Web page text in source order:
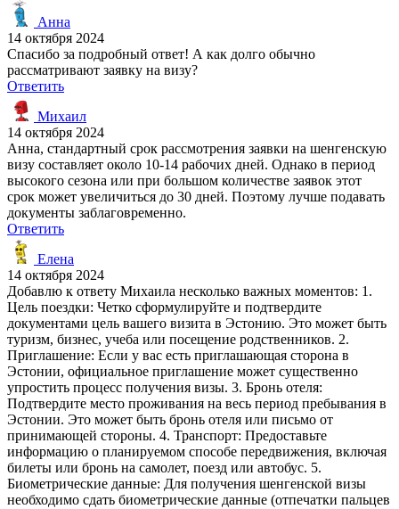
Анна
14 октября 2024
Спасибо за подробный ответ! А как долго обычно
рассматривают заявку на визу?
Ответить
Михаил
14 октября 2024
Анна, стандартный срок рассмотрения заявки на шенгенскую
визу составляет около 10-14 рабочих дней. Однако в период
высокого сезона или при большом количестве заявок этот
срок может увеличиться до 30 дней. Поэтому лучше подавать
документы заблаговременно.
Ответить
Елена
14 октября 2024
Добавлю к ответу Михаила несколько важных моментов: 1.
Цель поездки: Четко сформулируйте и подтвердите
документами цель вашего визита в Эстонию. Это может быть
туризм, бизнес, учеба или посещение родственников. 2.
Приглашение: Если у вас есть приглашающая сторона в
Эстонии, официальное приглашение может существенно
упростить процесс получения визы. 3. Бронь отеля:
Подтвердите место проживания на весь период пребывания в
Эстонии. Это может быть бронь отеля или письмо от
принимающей стороны. 4. Транспорт: Предоставьте
информацию о планируемом способе передвижения, включая
билеты или бронь на самолет, поезд или автобус. 5.
Биометрические данные: Для получения шенгенской визы
необходимо сдать биометрические данные (отпечатки пальцев